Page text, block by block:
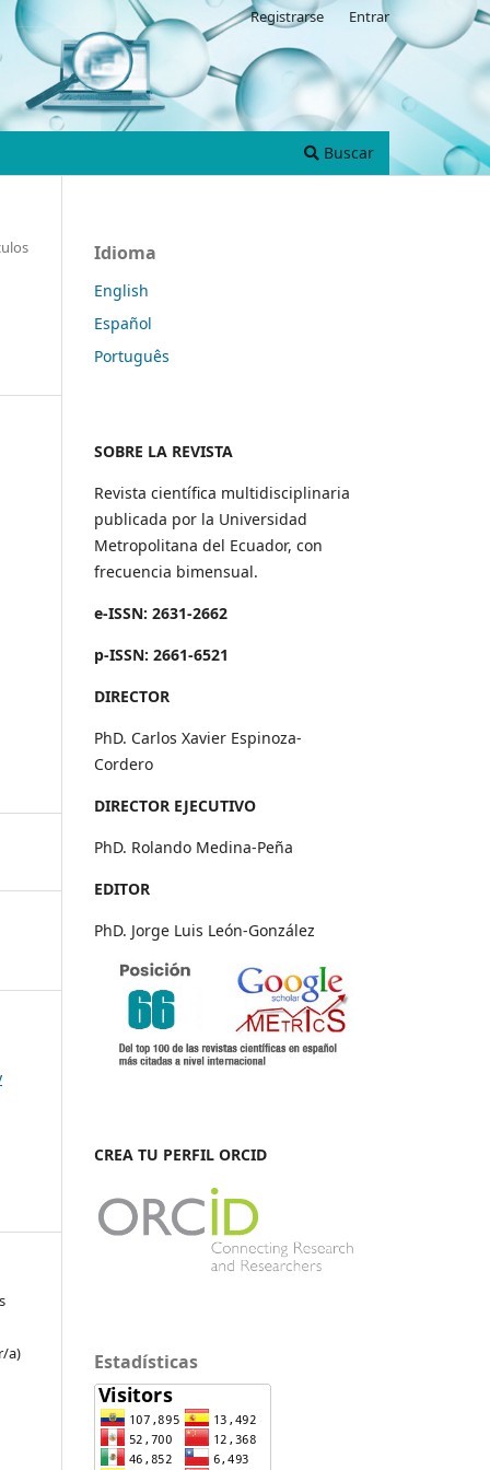
Buscar
Registrarse Entrar
a)
Idioma
English
Español
Português
SOBRE LA REVISTA
Revista científica multidisciplinaria
publicada por la Universidad
Metropolitana del Ecuador, con
frecuencia bimensual.
e-ISSN: 2631-2662
p-ISSN: 2661-6521
DIRECTOR
PhD. Carlos Xavier Espinoza-
Cordero
DIRECTOR EJECUTIVO
PhD. Rolando Medina-Peña
EDITOR
PhD. Jorge Luis León-González
CREA TU PERFIL ORCID
Estadísticas